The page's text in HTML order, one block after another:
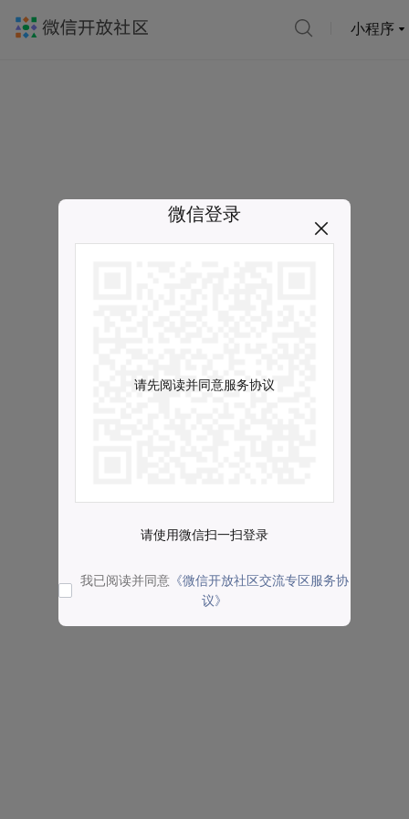
小程序
微信登录
请先阅读并同意服务协议
请使用微信扫一扫登录
我已阅读并同意 《微信开放社区交流专区服务协
议》